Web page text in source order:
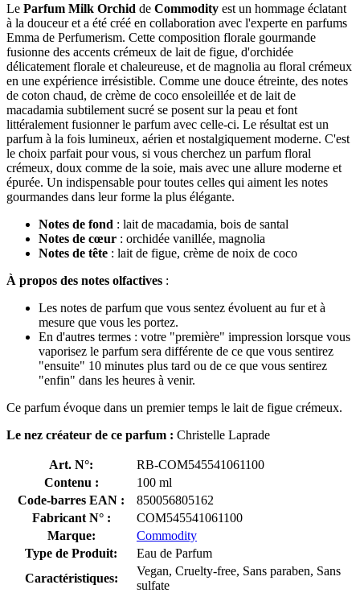
Le Parfum Milk Orchid de Commodity est un hommage éclatant
à la douceur et a été créé en collaboration avec l'experte en parfums
Emma de Perfumerism. Cette composition florale gourmande
fusionne des accents crémeux de lait de figue, d'orchidée
délicatement florale et chaleureuse, et de magnolia au floral crémeux
en une expérience irrésistible. Comme une douce étreinte, des notes
de coton chaud, de crème de coco ensoleillée et de lait de
macadamia subtilement sucré se posent sur la peau et font
littéralement fusionner le parfum avec celle-ci. Le résultat est un
parfum à la fois lumineux, aérien et nostalgiquement moderne. C'est
le choix parfait pour vous, si vous cherchez un parfum floral
crémeux, doux comme de la soie, mais avec une allure moderne et
épurée. Un indispensable pour toutes celles qui aiment les notes
gourmandes dans leur forme la plus élégante.
Notes de fond : lait de macadamia, bois de santal
Notes de cœur : orchidée vanillée, magnolia
Notes de tête : lait de figue, crème de noix de coco
À propos des notes olfactives :
Les notes de parfum que vous sentez évoluent au fur et à
mesure que vous les portez.
En d'autres termes : votre "première" impression lorsque vous
vaporisez le parfum sera différente de ce que vous sentirez
"ensuite" 10 minutes plus tard ou de ce que vous sentirez
"enfin" dans les heures à venir.
Ce parfum évoque dans un premier temps le lait de figue crémeux.
Le nez créateur de ce parfum : Christelle Laprade
Art. N°:
RB-COM545541061100
Contenu :
100 ml
Code-barres EAN :
850056805162
Fabricant N° :
COM545541061100
Marque:
Commodity
Type de Produit:
Eau de Parfum
Caractéristiques:
Vegan, Cruelty-free, Sans paraben, Sans
sulfate